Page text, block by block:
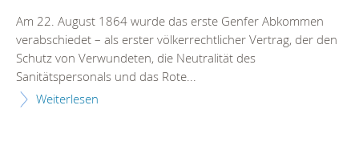
Am 22. August 1864 wurde das erste Genfer Abkommen
verabschiedet – als erster völkerrechtlicher Vertrag, der den
Schutz von Verwundeten, die Neutralität des
Sanitätspersonals und das Rote...
Weiterlesen